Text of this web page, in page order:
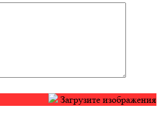
Загрузите изображения